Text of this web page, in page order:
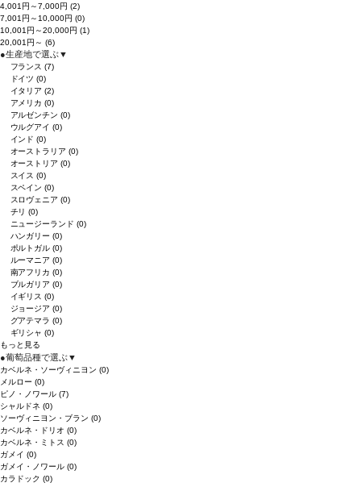
4,001円～7,000円 (2)
7,001円～10,000円 (0)
10,001円～20,000円 (1)
20,001円～ (6)
●生産地で選ぶ▼
フランス(7)
ドイツ(0)
イタリア(2)
アメリカ(0)
アルゼンチン(0)
ウルグアイ(0)
インド(0)
オーストラリア(0)
オーストリア(0)
スイス(0)
スペイン(0)
スロヴェニア(0)
チリ(0)
ニュージーランド(0)
ハンガリー(0)
ポルトガル(0)
ルーマニア(0)
南アフリカ(0)
ブルガリア(0)
イギリス(0)
ジョージア(0)
グアテマラ(0)
ギリシャ(0)
もっと見る
●葡萄品種で選ぶ▼
カベルネ・ソーヴィニヨン (0)
メルロー (0)
ピノ・ノワール (7)
シャルドネ (0)
ソーヴィニヨン・ブラン (0)
カベルネ・ドリオ (0)
カベルネ・ミトス (0)
ガメイ (0)
ガメイ・ノワール (0)
カラドック (0)